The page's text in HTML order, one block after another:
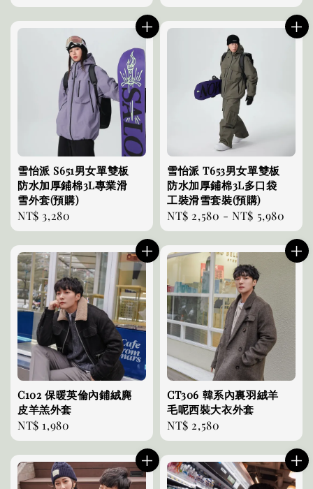
price
price
雪怡派 S651男女單雙板
防水加厚鋪棉3L專業滑
雪外套(預購)
Regular
price
NT$ 3,280
雪怡派 T653男女單雙板
防水加厚鋪棉3L多口袋
工裝滑雪套裝(預購)
Regular
price
NT$ 2,580 -NT$ 5,980
C102 保暖英倫內鋪絨麂
皮羊羔外套
Regular
price
NT$ 1,980
CT306 韓系內裏羽絨羊
毛呢西裝大衣外套
Regular
price
NT$ 2,580